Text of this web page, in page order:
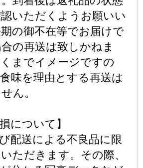
いただくようお願いい
の御不在等でお届けで
の再送は致しかねま
までイメージですの
味を理由とする再送は
ん。
について】
配送による不良品に限
ただきます。その際、